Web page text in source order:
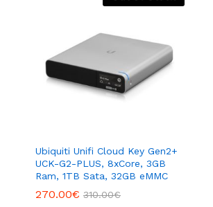
Ubiquiti Unifi Cloud Key Gen2+
UCK-G2-PLUS, 8xCore, 3GB
Ram, 1TB Sata, 32GB eMMC
270.00€ 310.00€